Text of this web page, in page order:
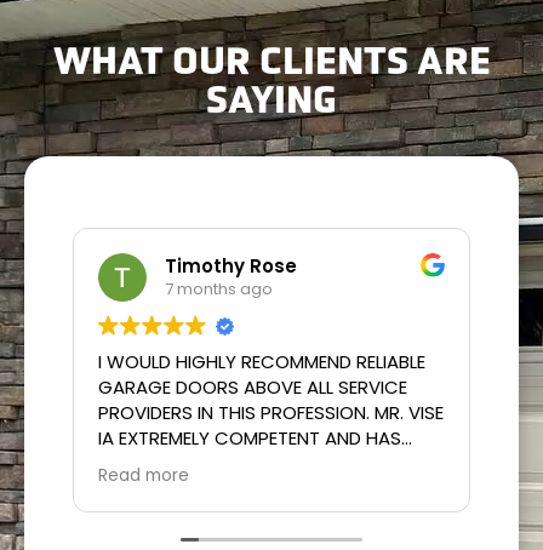
WHAT OUR CLIENTS ARE
SAYING
Timothy Rose
7 months ago
I WOULD HIGHLY RECOMMEND RELIABLE
GARAGE DOORS ABOVE ALL SERVICE
PROVIDERS IN THIS PROFESSION. MR. VISE
IA EXTREMELY COMPETENT AND HAS
INSURMOUNTABLE KNOWLEDGE OF HIS
CRAFT. HE'S VERY EXPEDIENT AND
THOROUGH AND VERY COURTEOUS IN
PROVIDING A VERY HIGH STANDARD OF
Read more